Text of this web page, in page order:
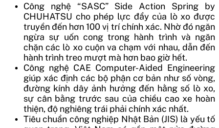
Công nghệ “SASC” Side Action Spring by
CHUHATSU cho phép lực đẩy của lò xo được
truyền đến hơn 100 vị trí chính xác. Nhờ đó ngăn
ngừa sự uốn cong trong hành trình và ngăn
chặn các lò xo cuộn va chạm với nhau, dẫn đến
hành trình treo mượt mà hơn bao giờ hết.
Công nghệ CAE Computer-Aided Engineering
giúp xác định các bộ phận cơ bản như số vòng,
đường kính dây ảnh hưởng đến hằng số lò xo,
sự cân bằng trước sau của chiều cao xe hoàn
thiện, độ nghiêng trái phải chính xác nhất.
Tiêu chuẩn công nghiệp Nhật Bản (JIS) là yếu tố